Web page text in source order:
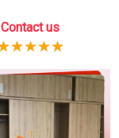
Contact us